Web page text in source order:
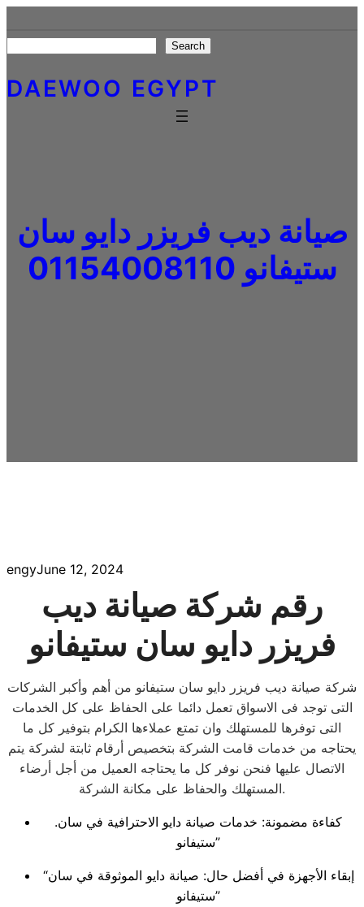
to
content
Search
DAEWOO EGYPT
صيانة ديب فريزر دايو سان
ستيفانو 01154008110
engyJune 12, 2024
رقم شركة صيانة ديب
فريزر دايو سان ستيفانو
شركة صيانة ديب فريزر دايو سان ستيفانو من أهم وأكبر الشركات
التى توجد فى الاسواق تعمل دائما على الحفاظ على كل الخدمات
التى توفرها للمستهلك وان تمتع عملاءها الكرام بتوفير كل ما
يحتاجه من خدمات قامت الشركة بتخصيص أرقام ثابتة لشركة يتم
الاتصال عليها فنحن نوفر كل ما يحتاجه العميل من أجل أرضاء
المستهلك والحفاظ على مكانة الشركة.
.كفاءة مضمونة: خدمات صيانة دايو الاحترافية في سان
ستيفانو”
“إبقاء الأجهزة في أفضل حال: صيانة دايو الموثوقة في سان
ستيفانو”